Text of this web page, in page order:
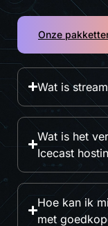
Onze
Wat is
Wat is het
Icecast
Hoe kan ik
met